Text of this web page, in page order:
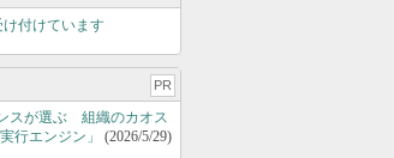
付けています
PR
スが選ぶ 組織のカオス
行エンジン」
(2026/5/29)